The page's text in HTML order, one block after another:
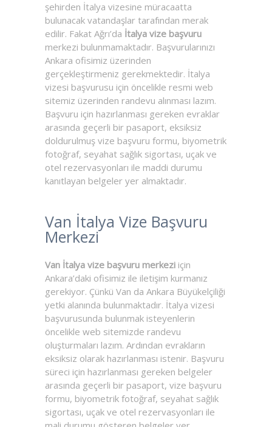
şehirden İtalya vizesine müracaatta
bulunacak vatandaşlar tarafından merak
edilir. Fakat Ağrı’da İtalya vize başvuru
merkezi bulunmamaktadır. Başvurularınızı
Ankara ofisimiz üzerinden
gerçekleştirmeniz gerekmektedir. İtalya
vizesi başvurusu için öncelikle resmi web
sitemiz üzerinden randevu alınması lazım.
Başvuru için hazırlanması gereken evraklar
arasında geçerli bir pasaport, eksiksiz
doldurulmuş vize başvuru formu, biyometrik
fotoğraf, seyahat sağlık sigortası, uçak ve
otel rezervasyonları ile maddi durumu
kanıtlayan belgeler yer almaktadır.
Van İtalya Vize Başvuru
Merkezi
Van İtalya vize başvuru merkezi için
Ankara’daki ofisimiz ile iletişim kurmanız
gerekiyor. Çünkü Van da Ankara Büyükelçiliği
yetki alanında bulunmaktadır. İtalya vizesi
başvurusunda bulunmak isteyenlerin
öncelikle web sitemizde randevu
oluşturmaları lazım. Ardından evrakların
eksiksiz olarak hazırlanması istenir. Başvuru
süreci için hazırlanması gereken belgeler
arasında geçerli bir pasaport, vize başvuru
formu, biyometrik fotoğraf, seyahat sağlık
sigortası, uçak ve otel rezervasyonları ile